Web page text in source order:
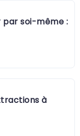
soi-même :
à